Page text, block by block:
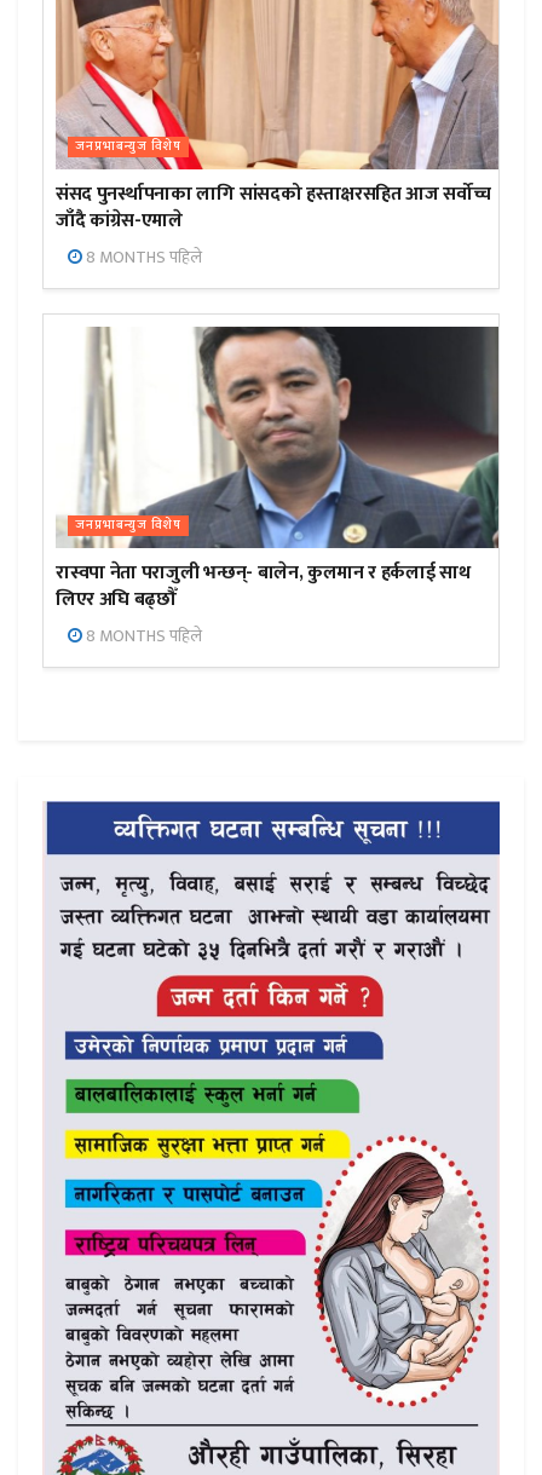
जनप्रभाबन्युज विशेष
संसद पुनर्स्थापनाका लागि सांसदको हस्ताक्षरसहित आज सर्वोच्च
जाँदै कांग्रेस-एमाले
8 MONTHS पहिले
जनप्रभाबन्युज विशेष
रास्वपा नेता पराजुली भन्छन्- बालेन, कुलमान र हर्कलाई साथ
लिएर अघि बढ्छौँ
8 MONTHS पहिले